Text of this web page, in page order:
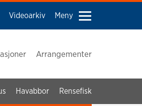
Videoarkiv Meny
Arrangementer
Havabbor Rensefisk